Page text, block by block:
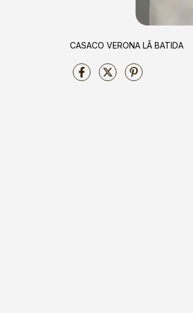
CASACO VERONA LÃ BATIDA